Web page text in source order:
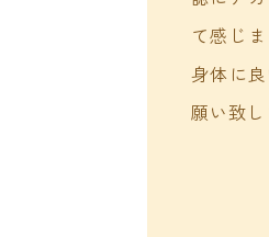
て感じ
身体に
願い致し